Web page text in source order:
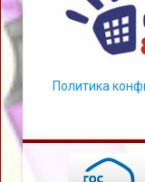
Политика